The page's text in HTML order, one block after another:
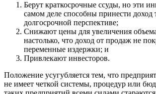
Берут краткосрочные ссуды, но эти
самом деле способны принести доход
долгосрочной перспективе;
Снижают цены для увеличения
настолько, что доход от продаж не
переменные издержки; и
Привлекают инвесторов.
Положение усугубляется тем, что
не имеет четкой системы, процедур или